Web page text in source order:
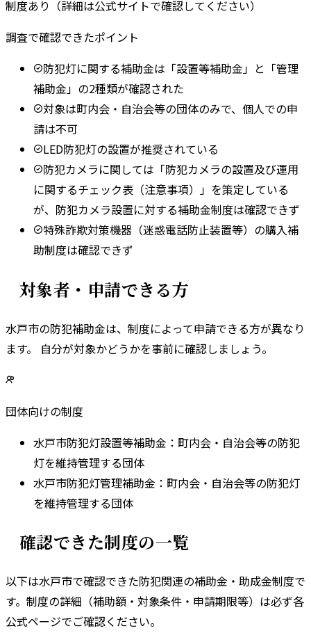
制度あり（詳細は公式サイトで確認してください）
調査で確認できたポイント
防犯灯に関する補助金は「設置等補助金」と「管理
補助金」の2種類が確認された
対象は町内会・自治会等の団体のみで、個人での申
請は不可
LED防犯灯の設置が推奨されている
防犯カメラに関しては「防犯カメラの設置及び運用
に関するチェック表（注意事項）」を策定している
が、防犯カメラ設置に対する補助金制度は確認できず
特殊詐欺対策機器（迷惑電話防止装置等）の購入補
助制度は確認できず
対象者・申請できる方
水戸市の防犯補助金は、制度によって申請できる方が異なり
ます。 自分が対象かどうかを事前に確認しましょう。
団体向けの制度
水戸市防犯灯設置等補助金 ： 町内会・自治会等の防犯
灯を維持管理する団体
水戸市防犯灯管理補助金 ： 町内会・自治会等の防犯灯
を維持管理する団体
確認できた制度の一覧
以下は水戸市で確認できた防犯関連の補助金・助成金制度で
す。 制度の詳細（補助額・対象条件・申請期限等）は必ず各
公式ページでご確認ください。